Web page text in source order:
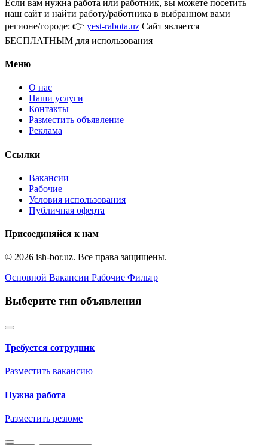
Если вам нужна работа или работник, вы можете посетить
наш сайт и найти работу/работника в выбранном вами
регионе/городе: 👉 yest-rabota.uz Сайт является
БЕСПЛАТНЫМ для использования
Меню
О нас
Наши услуги
Контакты
Разместить объявление
Реклама
Ссылки
Вакансии
Рабочие
Условия использования
Публичная оферта
Присоединяйся к нам
© 2026 ish-bor.uz. Все права защищены.
Основной Вакансии Рабочие Фильтр
Выберите тип объявления
Требуется сотрудник
Разместить вакансию
Нужна работа
Разместить резюме